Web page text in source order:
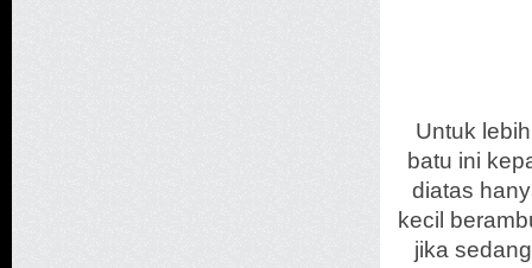
Untuk
batu ini
diatas
kecil
jika